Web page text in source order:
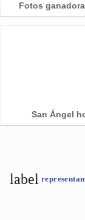
Fotos
San Ángel
label